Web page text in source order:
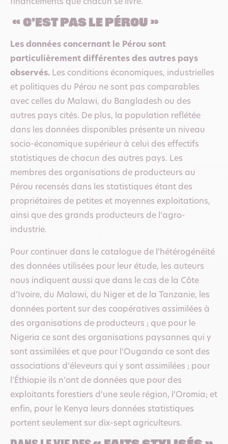
financements que chacun se livre.
« c’est pas le Pérou »
Les données concernant le Pérou sont
particulièrement différentes des autres pays
observés. Les conditions économiques, industrielles
et politiques du Pérou ne sont pas comparables
avec celles du Malawi, du Bangladesh ou des
autres pays cités. De plus, la population reflétée
dans les données disponibles présente un niveau
socio-économique supérieur à celui des effectifs
statistiques de chacun des autres pays. Les
membres des organisations de producteurs au
Pérou recensés dans les statistiques étant des
propriétaires de petites et moyennes exploitations,
ainsi que des grands producteurs de l’agro-
industrie.
Pour continuer dans le catalogue de l’hétérogénéité
des données utilisées pour leur étude, les auteurs
nous indiquent aussi que dans le cas de la Côte
d’Ivoire, du Malawi, du Niger et de la Tanzanie, les
données portent sur des coopératives assimilées à
des organisations de producteurs ; que pour le
Nigeria ce sont des organisations paysannes qui y
sont assimilées et que pour l’Ouganda ce sont des
associations d’éleveurs qui y sont assimilées ; pour
l’Éthiopie ils n’ont de données que pour des
exploitants forestiers d’une seule région, l’Oromia; et
enfin, pour le Kenya leurs données statistiques
portent seulement sur dix-sept agriculteurs.